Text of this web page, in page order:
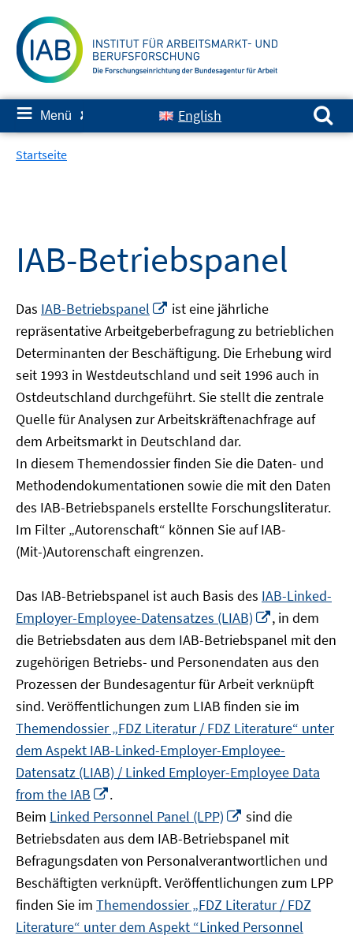
zum
Inhalt
≡ Menü ✘ English
Suchen nach:
Startseite
IAB-Betriebspanel
Das IAB-Betriebspanel
In
neuem
Fenster
öffnen
ist eine jährliche
repräsentative Arbeitgeberbefragung zu betrieblichen
Determinanten der Beschäftigung. Die Erhebung wird
seit 1993 in Westdeutschland und seit 1996 auch in
Ostdeutschland durchgeführt. Sie stellt die zentrale
Quelle für Analysen zur Arbeitskräftenachfrage auf
dem Arbeitsmarkt in Deutschland dar.
In diesem Themendossier finden Sie die Daten- und
Methodendokumentationen sowie die mit den Daten
des IAB-Betriebspanels erstellte Forschungsliteratur.
Im Filter „Autorenschaft“ können Sie auf IAB-
(Mit-)Autorenschaft eingrenzen.
Das IAB-Betriebspanel ist auch Basis des IAB-Linked-
Employer-Employee-Datensatzes (LIAB)
In
neuem
Fenster
öffnen
, in dem
die Betriebsdaten aus dem IAB-Betriebspanel mit den
zugehörigen Betriebs- und Personendaten aus den
Prozessen der Bundesagentur für Arbeit verknüpft
sind. Veröffentlichungen zum LIAB finden sie im
Themendossier „FDZ Literatur / FDZ Literature“ unter
dem Aspekt IAB-Linked-Employer-Employee-
Datensatz (LIAB) / Linked Employer-Employee Data
from the IAB
neuem
Fenster
öffnen
.
Beim Linked Personnel Panel (LPP)
In
neuem
Fenster
öffnen
sind die
Betriebsdaten aus dem IAB-Betriebspanel mit
Befragungsdaten von Personalverantwortlichen und
Beschäftigten verknüpft. Veröffentlichungen zum LPP
finden Sie im Themendossier „FDZ Literatur / FDZ
Literature“ unter dem Aspekt “Linked Personnel